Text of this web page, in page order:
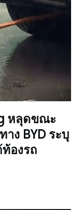
หลุดขณะ
ง BYD ระบุ
องรถ